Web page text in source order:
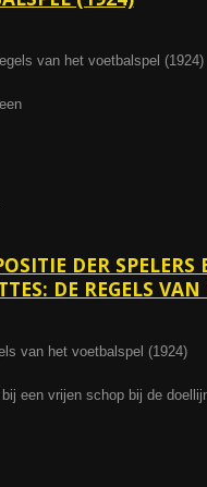
van het voetbalspel (1924)
DER
DE REGELS
van het voetbalspel (1924)
een vrijen schop bij de